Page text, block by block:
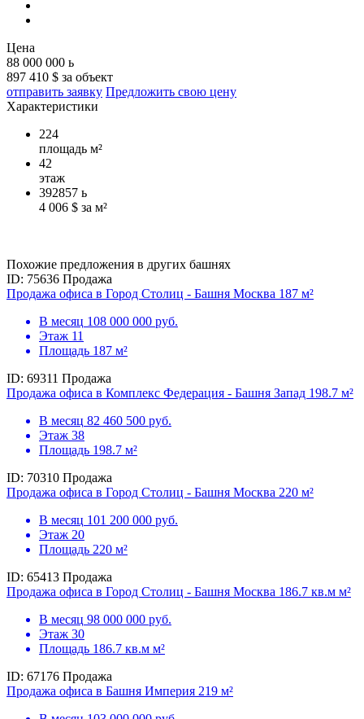
Цена
88 000 000 ь
897 410 $ за объект
отправить заявку Предложить свою цену
Характеристики
224
площадь м²
42
этаж
392857 ь
4 006 $ за м²
Похожие предложения в других башнях
ID: 75636 Продажа
Продажа офиса в Город Столиц - Башня Москва 187 м²
В месяц 108 000 000 руб.
Этаж 11
Площадь 187 м²
ID: 69311 Продажа
Продажа офиса в Комплекс Федерация - Башня Запад 198.7 м²
В месяц 82 460 500 руб.
Этаж 38
Площадь 198.7 м²
ID: 70310 Продажа
Продажа офиса в Город Столиц - Башня Москва 220 м²
В месяц 101 200 000 руб.
Этаж 20
Площадь 220 м²
ID: 65413 Продажа
Продажа офиса в Город Столиц - Башня Москва 186.7 кв.м м²
В месяц 98 000 000 руб.
Этаж 30
Площадь 186.7 кв.м м²
ID: 67176 Продажа
Продажа офиса в Башня Империя 219 м²